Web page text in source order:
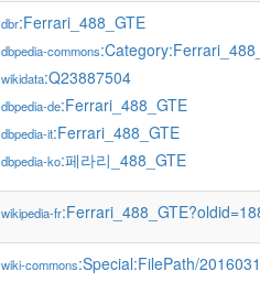
dbr:Ferrari_488_GTE
dbpedia-commons
wikidata:Q23887504
dbpedia-de:Ferrari_488_GTE
dbpedia-it:Ferrari_488_GTE
dbpedia-ko:페라리_488_GTE
wikipedia-fr
wiki-commons:Special:FilePath/